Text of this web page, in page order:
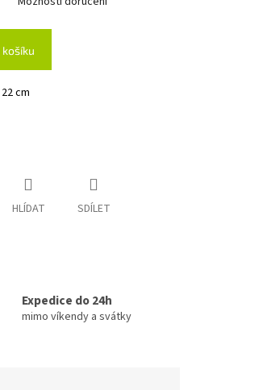
cm
HLÍDAT SDÍLET
Expedice do 24h
mimo víkendy a svátky